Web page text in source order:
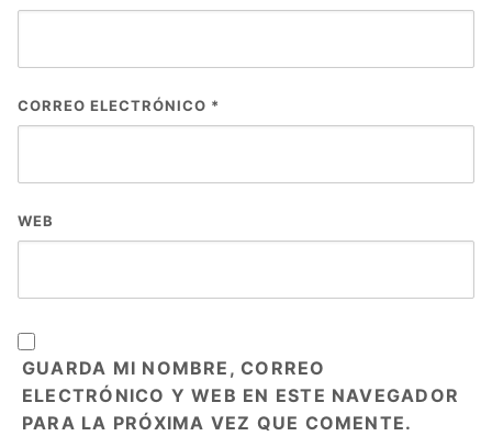
CORREO ELECTRÓNICO *
WEB
GUARDA MI NOMBRE, CORREO
ELECTRÓNICO Y WEB EN ESTE NAVEGADOR
PARA LA PRÓXIMA VEZ QUE COMENTE.